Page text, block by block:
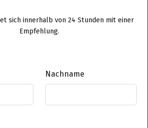
sich innerhalb von 24 Stunden mit einer
Empfehlung.
Nachname